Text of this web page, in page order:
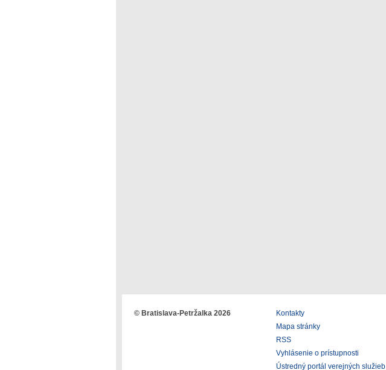
© Bratislava-Petržalka 2026
Kontakty
Mapa stránky
RSS
Vyhlásenie o prístupnosti
Ústredný portál verejných služieb